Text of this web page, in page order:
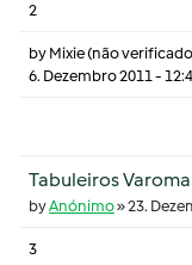
2
by Mixie (não
6. Dezembro 2011 -
Tabuleiros Varoma
byAnónimo»23.
3